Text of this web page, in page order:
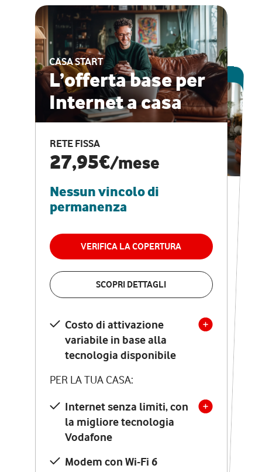
CASA START
L’offerta base per
Internet a casa
RETE FISSA
27,95€/mese
Nessun vincolo di
permanenza
VERIFICA LA COPERTURA
SCOPRI DETTAGLI
Costo di attivazione
variabile in base alla
tecnologia disponibile
PER LA TUA CASA:
Internet senza limiti, con
la migliore tecnologia
Vodafone
Modem con Wi-Fi 6
ESCLUSIVA ONLINE
CASA PRO
Internet veloce e
vantaggi speciali
RETE FISSA + VODAFONE CLUB
29,95€
permanenza
VERIFICA LA COPERTURA
Costo di attivazione
variabile in base alla
tecnologia disponibile
PER LA TUA CASA:
Internet senza limiti, con
la migliore tecnologia
Vodafone
Modem Seven con Wi-Fi 7
Chiamate illimitate verso
numeri fissi e mobili